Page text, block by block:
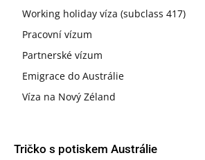
Working holiday víza (subclass 417)
Pracovní vízum
Partnerské vízum
Emigrace do Austrálie
Víza na Nový Zéland
Tričko s potiskem Austrálie